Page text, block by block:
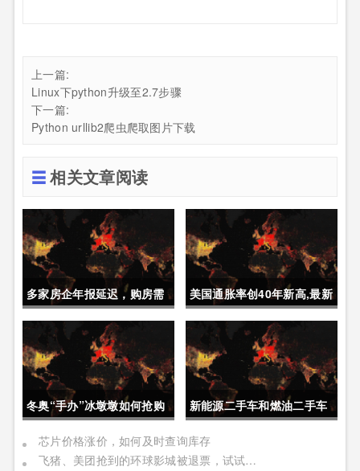
上一篇:
Linux下python升级至2.7步骤
下一篇:
Python urllib2爬虫爬取图片下载
相关文章阅读
多家房企年报延迟，购房需
要重点关注
美国通胀率创40年新高,最新
经济动态
冬奥“手办”冰墩墩如何抢购
新能源二手车和燃油二手车
如何选择
芯片价格涨价，如何及时查询库存
飞猪、美团抢到的环球影城被退票，试试官方APP